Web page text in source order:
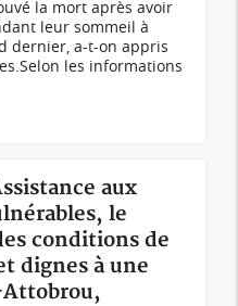
la mort après avoir
leur sommeil à
dernier, a-t-on appris
les informations
aux
le
conditions de
dignes à une
Attobrou,